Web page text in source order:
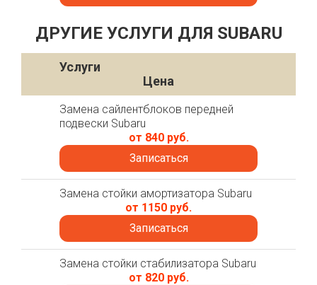
ДРУГИЕ УСЛУГИ ДЛЯ SUBARU
Услуги
Цена
Замена сайлентблоков передней
подвески Subaru
от 840 руб.
Записаться
Замена стойки амортизатора Subaru
от 1150 руб.
Записаться
Замена стойки стабилизатора Subaru
от 820 руб.